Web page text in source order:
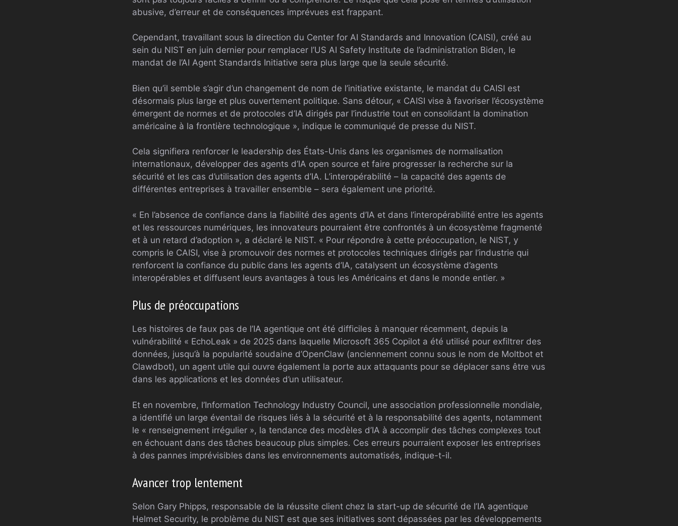
abusive, d’erreur et de conséquences imprévues est frappant.
Cependant, travaillant sous la direction du Center for AI Standards and Innovation (CAISI), créé au
sein du NIST en juin dernier pour remplacer l’US AI Safety Institute de l’administration Biden, le
mandat de l’AI Agent Standards Initiative sera plus large que la seule sécurité.
Bien qu’il semble s’agir d’un changement de nom de l’initiative existante, le mandat du CAISI est
désormais plus large et plus ouvertement politique. Sans détour, « CAISI vise à favoriser l’écosystème
émergent de normes et de protocoles d’IA dirigés par l’industrie tout en consolidant la domination
américaine à la frontière technologique », indique le communiqué de presse du NIST.
Cela signifiera renforcer le leadership des États-Unis dans les organismes de normalisation
internationaux, développer des agents d’IA open source et faire progresser la recherche sur la
sécurité et les cas d’utilisation des agents d’IA. L’interopérabilité – la capacité des agents de
différentes entreprises à travailler ensemble – sera également une priorité.
« En l’absence de confiance dans la fiabilité des agents d’IA et dans l’interopérabilité entre les agents
et les ressources numériques, les innovateurs pourraient être confrontés à un écosystème fragmenté
et à un retard d’adoption », a déclaré le NIST. « Pour répondre à cette préoccupation, le NIST, y
compris le CAISI, vise à promouvoir des normes et protocoles techniques dirigés par l’industrie qui
renforcent la confiance du public dans les agents d’IA, catalysent un écosystème d’agents
interopérables et diffusent leurs avantages à tous les Américains et dans le monde entier. »
Plus de préoccupations
Les histoires de faux pas de l’IA agentique ont été difficiles à manquer récemment, depuis la
vulnérabilité « EchoLeak » de 2025 dans laquelle Microsoft 365 Copilot a été utilisé pour exfiltrer des
données, jusqu’à la popularité soudaine d’OpenClaw (anciennement connu sous le nom de Moltbot et
Clawdbot), un agent utile qui ouvre également la porte aux attaquants pour se déplacer sans être vus
dans les applications et les données d’un utilisateur.
Et en novembre, l’Information Technology Industry Council, une association professionnelle mondiale,
a identifié un large éventail de risques liés à la sécurité et à la responsabilité des agents, notamment
le « renseignement irrégulier », la tendance des modèles d’IA à accomplir des tâches complexes tout
en échouant dans des tâches beaucoup plus simples. Ces erreurs pourraient exposer les entreprises
à des pannes imprévisibles dans les environnements automatisés, indique-t-il.
Avancer trop lentement
Selon Gary Phipps, responsable de la réussite client chez la start-up de sécurité de l’IA agentique
Helmet Security, le problème du NIST est que ses initiatives sont dépassées par les développements